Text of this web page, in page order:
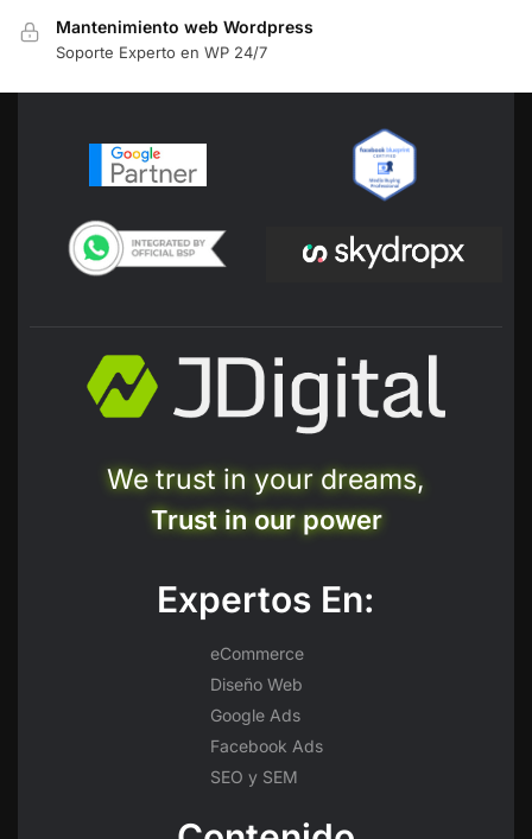
Mantenimiento web Wordpress
Soporte Experto en WP 24/7
We trust in your dreams,
Trust in our power
Expertos En:
eCommerce
Diseño Web
Google Ads
Facebook Ads
SEO y SEM